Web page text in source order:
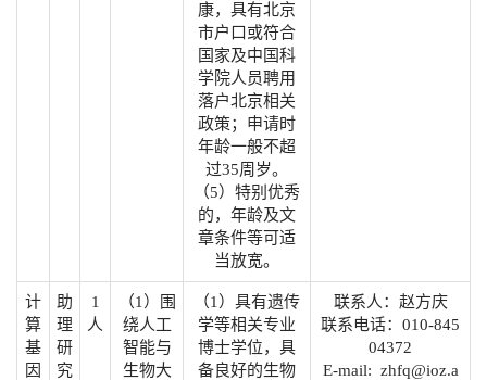
康，具有北京
市户口或符合
国家及中国科
学院人员聘用
落户北京相关
政策；申请时
年龄一般不超
过35周岁。
（5）特别优秀
的，年龄及文
章条件等可适
当放宽。
计
算
基
因
助
理
研
究
1
人
（1）围
绕人工
智能与
生物大
（1）具有遗传
学等相关专业
博士学位，具
备良好的生物
联系人：赵方庆
联系电话：010-845
04372
E-mail: zhfq@ioz.a